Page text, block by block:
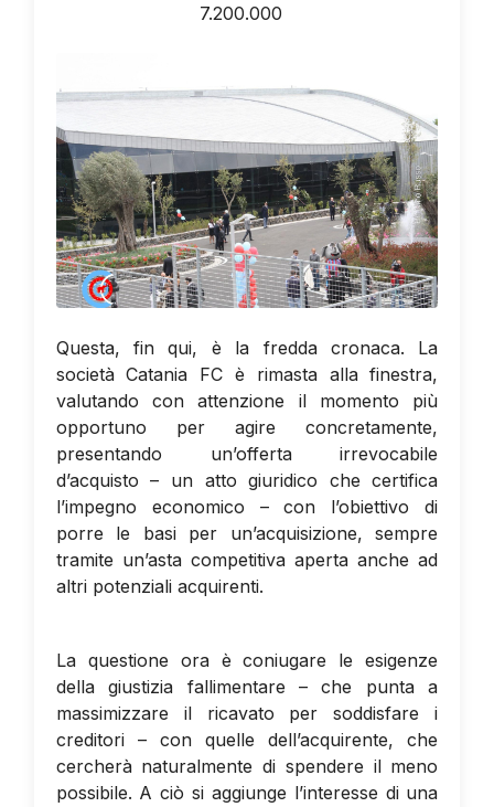
7.200.000
Questa, fin qui, è la fredda cronaca. La
società Catania FC è rimasta alla finestra,
valutando con attenzione il momento più
opportuno per agire concretamente,
presentando un’offerta irrevocabile
d’acquisto – un atto giuridico che certifica
l’impegno economico – con l’obiettivo di
porre le basi per un’acquisizione, sempre
tramite un’asta competitiva aperta anche ad
altri potenziali acquirenti.
La questione ora è coniugare le esigenze
della giustizia fallimentare – che punta a
massimizzare il ricavato per soddisfare i
creditori – con quelle dell’acquirente, che
cercherà naturalmente di spendere il meno
possibile. A ciò si aggiunge l’interesse di una